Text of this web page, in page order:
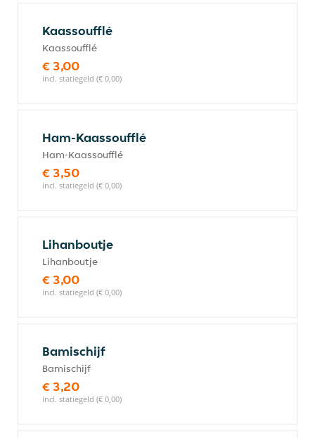
Kaassoufflé
Kaassoufflé
€ 3,00
incl. statiegeld (€ 0,00)
Ham-Kaassoufflé
Ham-Kaassoufflé
€ 3,50
incl. statiegeld (€ 0,00)
Lihanboutje
Lihanboutje
€ 3,00
incl. statiegeld (€ 0,00)
Bamischijf
Bamischijf
€ 3,20
incl. statiegeld (€ 0,00)